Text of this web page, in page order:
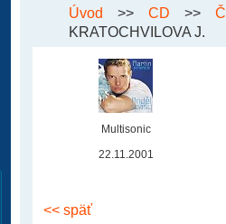
Úvod >> CD >>
KRATOCHVILOVA J.
Multisonic
22.11.2001
<< späť